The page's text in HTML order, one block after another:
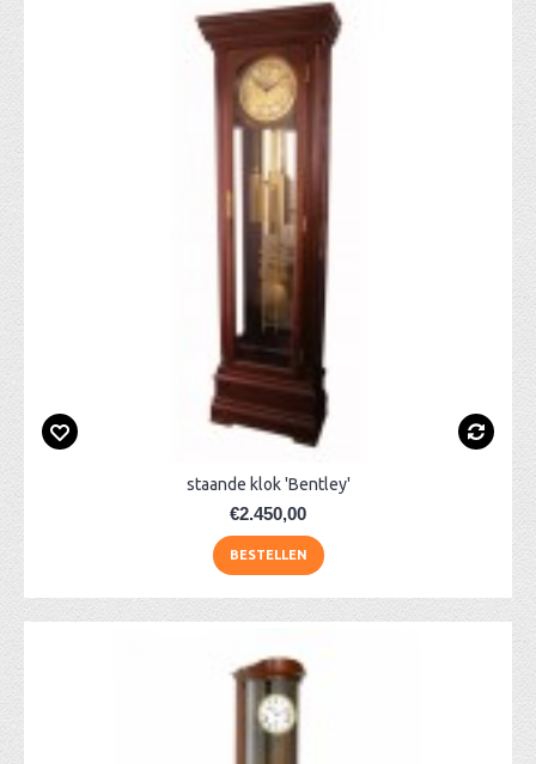
staande klok 'Bentley'
€2.450,00
BESTELLEN